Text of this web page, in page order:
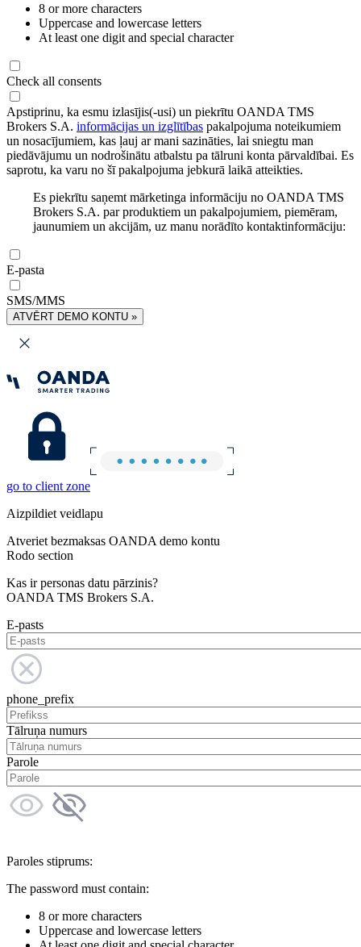
8 or more characters
Uppercase and lowercase letters
At least one digit and special character
Check all consents
Apstiprinu, ka esmu izlasījis(-usi) un piekrītu OANDA TMS
Brokers S.A. informācijas un izglītības pakalpojuma noteikumiem
un nosacījumiem, kas ļauj ar mani sazināties, lai sniegtu man
piedāvājumu un nodrošinātu atbalstu pa tālruni konta pārvaldībai. Es
saprotu, ka varu no šī pakalpojuma jebkurā laikā atteikties.
Es piekrītu saņemt mārketinga informāciju no OANDA TMS
Brokers S.A. par produktiem un pakalpojumiem, piemēram,
jaunumiem un akcijām, uz manu norādīto kontaktinformāciju:
E-pasta
SMS/MMS
ATVĒRT DEMO KONTU »
go to client zone
Aizpildiet veidlapu
Atveriet bezmaksas OANDA demo kontu
Rodo section
Kas ir personas datu pārzinis?
OANDA TMS Brokers S.A.
E-pasts
phone_prefix
Tālruņa numurs
Parole
Paroles stiprums:
The password must contain:
8 or more characters
Uppercase and lowercase letters